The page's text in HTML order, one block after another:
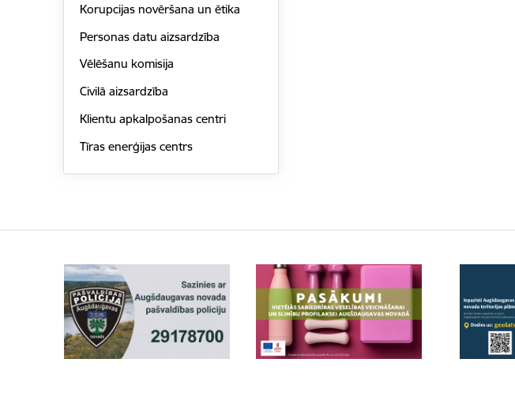
Korupcijas novēršana un ētika
Personas datu aizsardzība
Vēlēšanu komisija
Civilā aizsardzība
Klientu apkalpošanas centri
Tīras enerģijas centrs